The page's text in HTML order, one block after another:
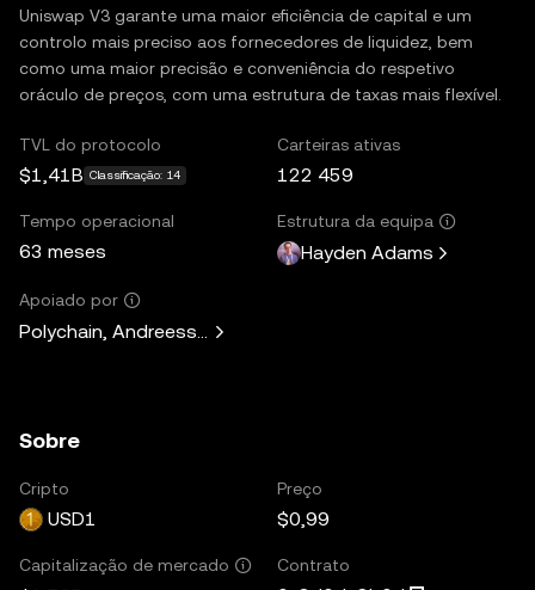
Uniswap V3 garante uma maior eficiência de capital e um
controlo mais preciso aos fornecedores de liquidez, bem
como uma maior precisão e conveniência do respetivo
oráculo de preços, com uma estrutura de taxas mais flexível.
TVL do protocolo
$1,41B Classificação: 14
Carteiras ativas
122 459
Tempo operacional
63 meses
Estrutura da equipa
Hayden Adams
Apoiado por
Polychain, Andreessen Horowitz, Paradigm, Variant Fund,
Sobre
Cripto
USD1
Preço
$0,99
Capitalização de mercado Contrato